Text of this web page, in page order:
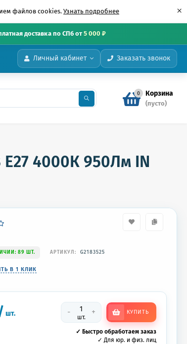
файлов cookies. Узнать подробнее ×
доставка по СПб от5 000 ₽
Личный кабинет Заказать звонок
0 Корзина
(пусто)
Е27 4000К 950Лм IN
89 ШТ. АРТИКУЛ: G2183525
В 1 КЛИК
шт. -
шт.
+ КУПИТЬ
✓ Быстро обработаем заказ
✓ Для юр. и физ. лиц